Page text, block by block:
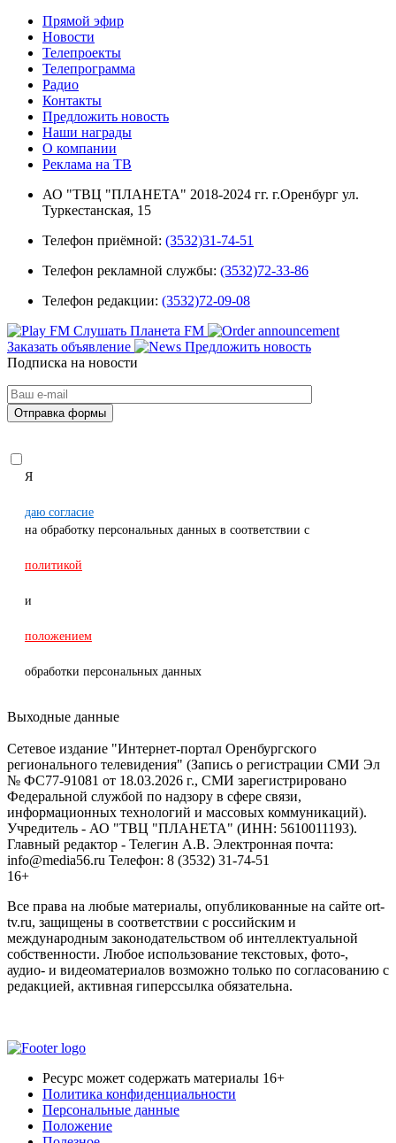
Прямой эфир
Новости
Телепроекты
Телепрограмма
Радио
Контакты
Предложить новость
Наши награды
О компании
Реклама на ТВ
АО "ТВЦ "ПЛАНЕТА" 2018-2024 гг. г.Оренбург ул.
Туркестанская, 15
Телефон приёмной: (3532)31-74-51
Телефон рекламной службы: (3532)72-33-86
Телефон редакции: (3532)72-09-08
Слушать Планета FM
Заказать объявление
Предложить новость
Подписка на новости
Я
даю согласие
на обработку персональных данных в соответствии с
политикой
и
положением
обработки персональных данных
Выходные данные
Сетевое издание "Интернет-портал Оренбургского
регионального телевидения" (Запись о регистрации СМИ Эл
№ ФС77-91081 от 18.03.2026 г., СМИ зарегистрировано
Федеральной службой по надзору в сфере связи,
информационных технологий и массовых коммуникаций).
Учредитель - АО "ТВЦ "ПЛАНЕТА" (ИНН: 5610011193).
Главный редактор - Телегин А.В. Электронная почта:
info@media56.ru Телефон: 8 (3532) 31-74-51
16+
Все права на любые материалы, опубликованные на сайте ort-
tv.ru, защищены в соответствии с российским и
международным законодательством об интеллектуальной
собственности. Любое использование текстовых, фото-,
аудио- и видеоматериалов возможно только по согласованию с
редакцией, активная гиперссылка обязательна.
Ресурс может содержать материалы 16+
Политика конфиденциальности
Персональные данные
Положение